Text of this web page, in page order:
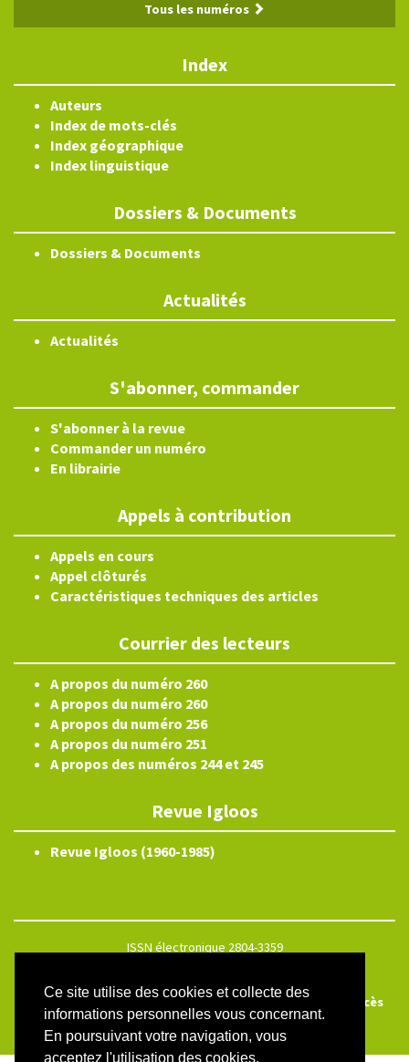
Ce site utilise des cookies et collecte des
informations personnelles vous concernant.
En poursuivant votre navigation, vous
acceptez l'utilisation des cookies.
Tous les numéros
Index
Auteurs
Index de mots-clés
Index géographique
Index linguistique
Dossiers & Documents
Dossiers & Documents
Actualités
Actualités
S'abonner, commander
S'abonner à la revue
Commander un numéro
En librairie
Appels à contribution
Appels en cours
Appel clôturés
Caractéristiques techniques des articles
Courrier des lecteurs
A propos du numéro 260
A propos du numéro 260
A propos du numéro 256
A propos du numéro 251
A propos des numéros 244 et 245
Revue Igloos
Revue Igloos (1960-1985)
ISSN électronique 2804-3359
Créé et hébergé par Chapitre 9 — Édité avec Lodel
Accès
réservé